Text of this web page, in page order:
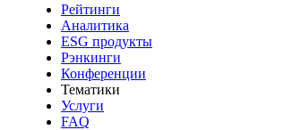
Рейтинги
Аналитика
ESG продукты
Рэнкинги
Конференции
Тематики
Услуги
FAQ